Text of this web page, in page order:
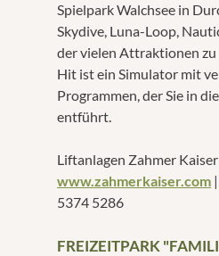
Spielpark Walchsee in
Skydive, Luna-Loop,
der vielen Attraktionen
Hit ist ein Simulator mit
Programmen, der Sie in
entführt.
Liftanlagen Zahmer Kaiser
www.zahmerkaiser.com |
5374 5286
FREIZEITPARK